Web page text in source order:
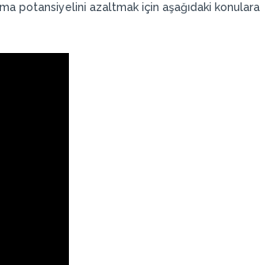
potansiyelini azaltmak için aşağıdaki konulara